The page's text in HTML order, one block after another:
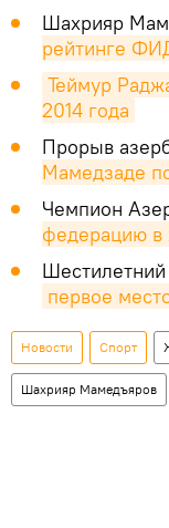
Шахрияр
рейтинге
Теймур
2014 года
Прорыв
Мамедзаде
Чемпион
федерацию в
первое
Новости Спорт
Шахрияр Мамедъяров